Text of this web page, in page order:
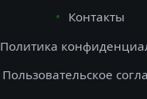
Контакты
Политика
Пользовательское